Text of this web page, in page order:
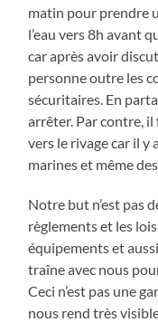
matin pour prendre
l’eau vers 8h avant
car après avoir
personne outre les
sécuritaires. En
arrêter. Par contre,
vers le rivage car il y
marines et même
Notre but n’est pas
règlements et les
équipements et
traîne avec nous
Ceci n’est pas une
nous rend très